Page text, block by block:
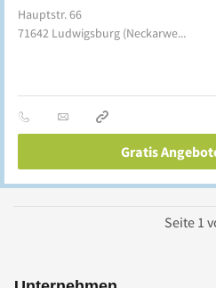
Hauptstr. 66
71642 Ludwigsburg (Neckarweihingen)
Gratis
Seite 1